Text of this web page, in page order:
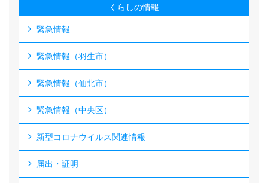
くらしの情報
緊急情報
緊急情報（羽生市）
緊急情報（仙北市）
緊急情報（中央区）
新型コロナウイルス関連情報
届出・証明